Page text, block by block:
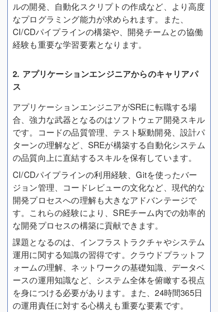
ルの開発、自動化スクリプトの作成など、より高度
なプログラミング能力が求められます。また、
CI/CDパイプラインの構築や、開発チームとの協働
経験も重要な学習要素となります。
2. アプリケーションエンジニアからのキャリアパ
ス
アプリケーションエンジニアがSREに転職する場
合、強力な武器となるのはソフトウェア開発スキル
です。コードの品質管理、テスト駆動開発、設計パ
ターンの理解など、SREが構築する自動化システム
の品質向上に直結するスキルを保有しています。
CI/CDパイプラインの利用経験、Gitを使ったバー
ジョン管理、コードレビューの文化など、現代的な
開発プロセスへの理解も大きなアドバンテージで
す。これらの経験により、SREチーム内での効率的
な開発プロセスの構築に貢献できます。
課題となるのは、インフラストラクチャやシステム
運用に関する知識の習得です。クラウドプラットフ
ォームの理解、ネットワークの基礎知識、データベ
ースの運用知識など、システム全体を俯瞰する視点
を身につける必要があります。また、24時間365日
の運用責任に対する心構えも重要な要素です。